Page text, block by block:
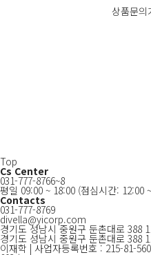
상품문의
Top
Cs Center
031-777-8766~8
평일 09:00 ~ 18:00 (점심시간: 12:00
Contacts
031-777-8769
divella@yicorp.com
경기도 성남시 중원구 둔촌대로 388
경기도 성남시 중원구 둔촌대로 388
이재학 | 사업자등록번호 : 215-81-